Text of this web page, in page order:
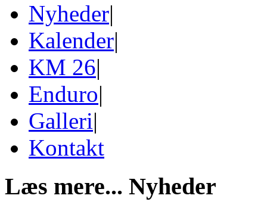
Nyheder|
Kalender|
KM 26|
Enduro|
Galleri|
Kontakt
Læs mere... Nyheder